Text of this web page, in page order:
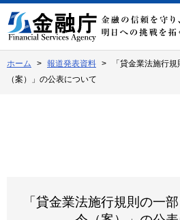
文
へ
動
ホーム 報道発表資料
「貸金業法施行
（案）」の公表について
「貸金業法施行規則の一